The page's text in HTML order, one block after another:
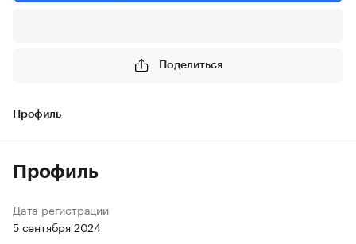
Поделиться
Профиль
Профиль
Дата регистрации
5 сентября 2024